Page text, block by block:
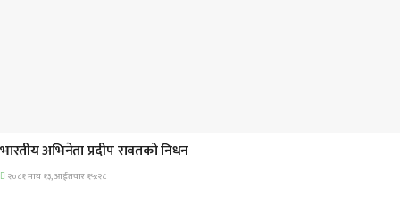
भारतीय अभिनेता प्रदीप रावतको निधन
२०८१ माघ १३, आईतवार १५:२८